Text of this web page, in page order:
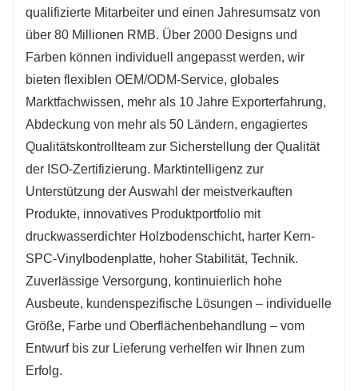
qualifizierte Mitarbeiter und einen Jahresumsatz von
über 80 Millionen RMB. Über 2000 Designs und
Farben können individuell angepasst werden, wir
bieten flexiblen OEM/ODM-Service, globales
Marktfachwissen, mehr als 10 Jahre Exporterfahrung,
Abdeckung von mehr als 50 Ländern, engagiertes
Qualitätskontrollteam zur Sicherstellung der Qualität
der ISO-Zertifizierung. Marktintelligenz zur
Unterstützung der Auswahl der meistverkauften
Produkte, innovatives Produktportfolio mit
druckwasserdichter Holzbodenschicht, harter Kern-
SPC-Vinylbodenplatte, hoher Stabilität, Technik.
Zuverlässige Versorgung, kontinuierlich hohe
Ausbeute, kundenspezifische Lösungen – individuelle
Größe, Farbe und Oberflächenbehandlung – vom
Entwurf bis zur Lieferung verhelfen wir Ihnen zum
Erfolg.